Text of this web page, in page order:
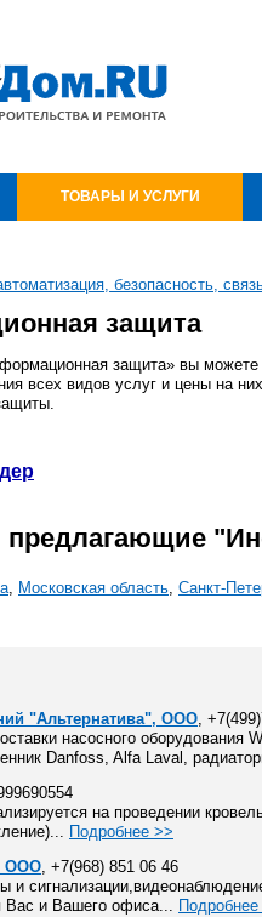
ТОВАРЫ И УСЛУГИ
безопасность,
защита
защита» вы
всех видов услуг и цены на
предлагающие
, Московская область, Санкт-
"Альтернатива", ООО,
насосного оборудования
Danfoss, Alfa Laval,
на проведении
Подробнее >>
ООО, +7(968) 851 06 46
и
Вас и Вашего офиса... Подробнее